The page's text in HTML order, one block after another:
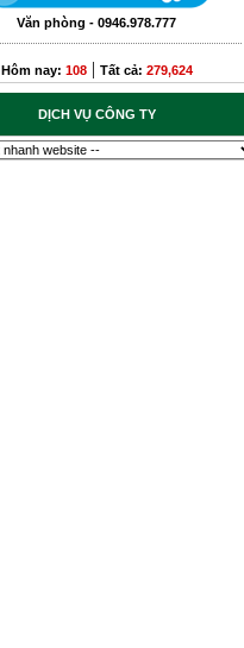
Văn phòng - 0946.978.777
Hôm nay: 108| Tất cả: 279,624
DỊCH VỤ CÔNG TY